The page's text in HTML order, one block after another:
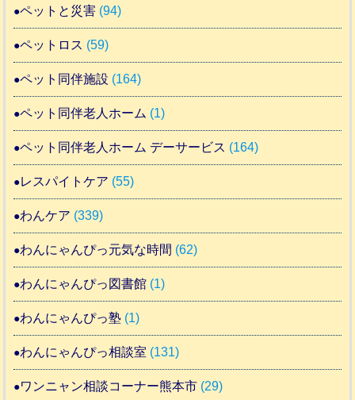
ペットと災害 (94)
ペットロス (59)
ペット同伴施設 (164)
ペット同伴老人ホーム (1)
ペット同伴老人ホーム デーサービス (164)
レスパイトケア (55)
わんケア (339)
わんにゃんぴっ元気な時間 (62)
わんにゃんぴっ図書館 (1)
わんにゃんぴっ塾 (1)
わんにゃんぴっ相談室 (131)
ワンニャン相談コーナー熊本市 (29)